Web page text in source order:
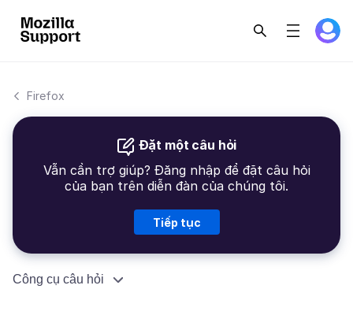
Firefox
Đặt một câu hỏi
Vẫn cần trợ giúp? Đăng nhập để đặt câu hỏi
của bạn trên diễn đàn của chúng tôi.
Tiếp tục
Công cụ câu hỏi